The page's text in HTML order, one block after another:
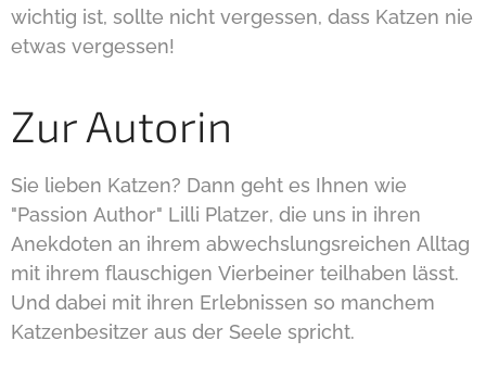
wichtig ist, sollte nicht vergessen, dass Katzen nie
etwas vergessen!
Zur Autorin
Sie lieben Katzen? Dann geht es Ihnen wie
"Passion Author" Lilli Platzer, die uns in ihren
Anekdoten an ihrem abwechslungsreichen Alltag
mit ihrem flauschigen Vierbeiner teilhaben lässt.
Und dabei mit ihren Erlebnissen so manchem
Katzenbesitzer aus der Seele spricht.